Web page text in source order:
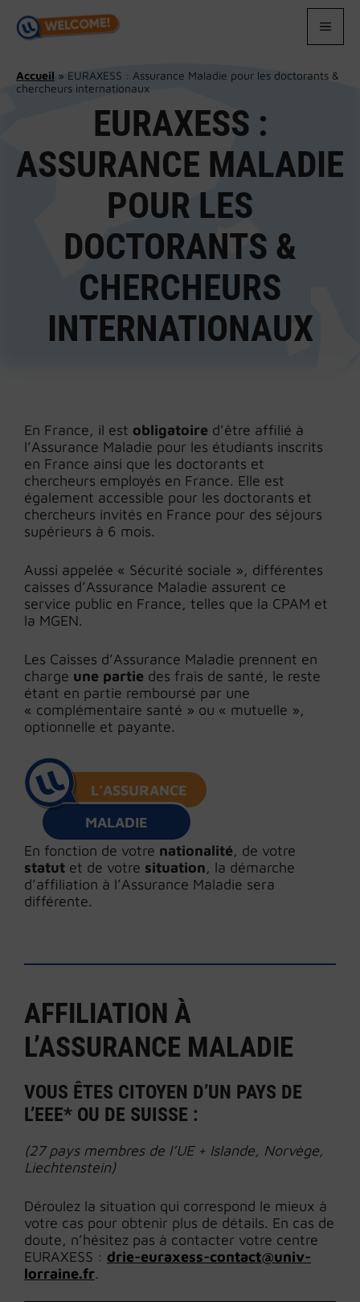
contenu
Accueil » EURAXESS : Assurance Maladie pour les doctorants &
chercheurs internationaux
EURAXESS :
ASSURANCE MALADIE
POUR LES
DOCTORANTS &
CHERCHEURS
INTERNATIONAUX
En France, il est obligatoire d’être affilié à
l’Assurance Maladie pour les étudiants inscrits
en France ainsi que les doctorants et
chercheurs employés en France. Elle est
également accessible pour les doctorants et
chercheurs invités en France pour des séjours
supérieurs à 6 mois.
Aussi appelée « Sécurité sociale », différentes
caisses d’Assurance Maladie assurent ce
service public en France, telles que la CPAM et
la MGEN.
Les Caisses d’Assurance Maladie prennent en
charge une partie des frais de santé, le reste
étant en partie remboursé par une
« complémentaire santé » ou « mutuelle »,
optionnelle et payante.
L’ASSURANCE
MALADIE
En fonction de votre nationalité, de votre
statut et de votre situation, la démarche
d’affiliation à l’Assurance Maladie sera
différente.
AFFILIATION À
L’ASSURANCE MALADIE
VOUS ÊTES CITOYEN D’UN PAYS DE
L’EEE* OU DE SUISSE :
(27 pays membres de l’UE + Islande, Norvège,
Liechtenstein)
Déroulez la situation qui correspond le mieux à
votre cas pour obtenir plus de détails. En cas de
doute, n’hésitez pas à contacter votre centre
EURAXESS : drie-euraxess-contact@univ-
lorraine.fr.